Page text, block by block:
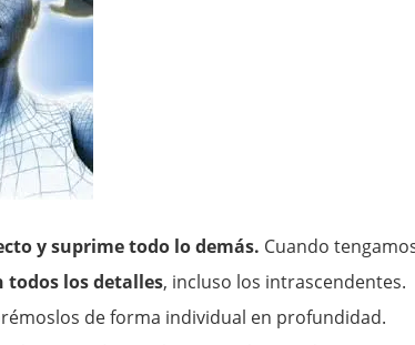
y suprime todo lo demás. Cuando
todos los detalles, incluso los intrascendentes.
de forma individual en profundidad.